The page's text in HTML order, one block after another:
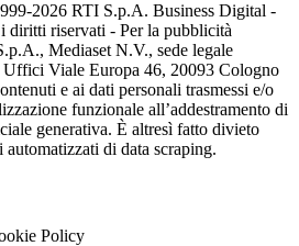
2026 RTI S.p.A. Business Digital -
diritti riservati - Per la pubblicità
Mediaset N.V., sede legale
Uffici Viale Europa 46, 20093 Cologno
e ai dati personali trasmessi e/o
funzionale all’addestramento di
generativa. È altresì fatto divieto
automatizzati di data scraping.
Policy